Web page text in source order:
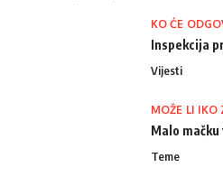
KO ĆE
Inspekcija
Vijesti
MOŽE LI IKO
Malo
Teme